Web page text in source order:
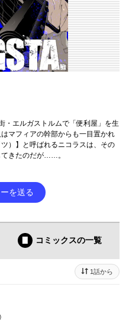
・エルガストルムで「便利屋」を生
マフィアの幹部からも一目置かれ
）】と呼ばれるニコラスは、その
てきたのだが……。
を送る
コミックスの一覧
1話から